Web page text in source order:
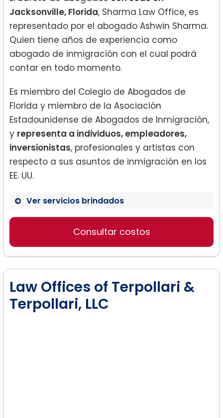
Jacksonville, Florida, Sharma Law Office, es
representado por el abogado Ashwin Sharma.
Quien tiene años de experiencia como
abogado de inmigración con el cual podrá
contar en todo momento.
Es miembro del Colegio de Abogados de
Florida y miembro de la Asociación
Estadounidense de Abogados de Inmigración,
y representa a individuos, empleadores,
inversionistas, profesionales y artistas con
respecto a sus asuntos de inmigración en los
EE. UU.
Ver servicios brindados
Visas de no inmigrante:
Consultar costos
Law Offices of Terpollari &
Terpollari, LLC